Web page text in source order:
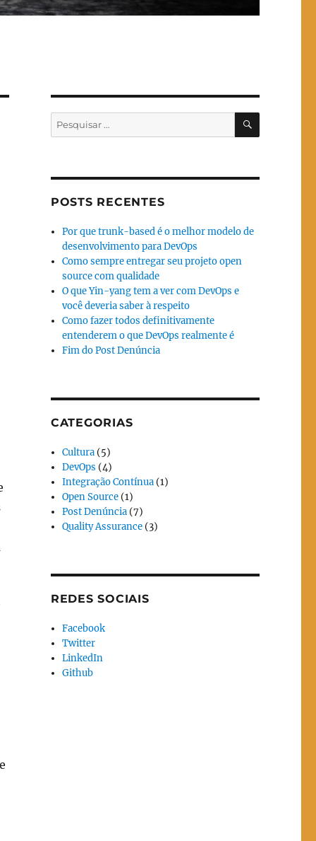
Pesquisar
por:
POSTS RECENTES
Por que trunk-based é o melhor modelo de
desenvolvimento para DevOps
Como sempre entregar seu projeto open
source com qualidade
O que Yin-yang tem a ver com DevOps e
você deveria saber à respeito
Como fazer todos definitivamente
entenderem o que DevOps realmente é
Fim do Post Denúncia
CATEGORIAS
Cultura (5)
DevOps (4)
Integração Contínua (1)
Open Source (1)
Post Denúncia (7)
Quality Assurance (3)
REDES SOCIAIS
Facebook
Twitter
LinkedIn
Github